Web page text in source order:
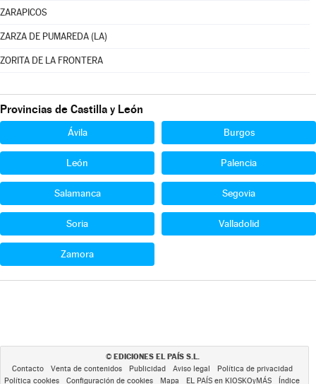
ZARAPICOS
ZARZA DE PUMAREDA (LA)
ZORITA DE LA FRONTERA
Provincias de Castilla y León
Ávila Burgos
León Palencia
Salamanca Segovia
Soria Valladolid
Zamora
© EDICIONES EL PAÍS S.L.
Contacto Venta de contenidos Publicidad Aviso legal
Política de privacidad
Política cookies
Configuración de cookies Mapa EL PAÍS en KIOSKOyMÁS Índice